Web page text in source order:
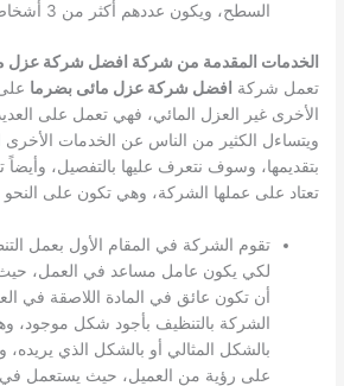
السطح، ويكون عددهم أكثر من 3 أشخاص في العموم.
الخدمات المقدمة من شركة افضل شركة عزل
تعمل شركة افضل شركة عزل مائى بضرما
الأخرى غير العزل المائي، فهي تعمل على
ويتساءل الكثير من الناس عن الخدمات الأخرى
بتقديمها، وسوف نتعرف عليها بالتفصيل،
تعتاد على عملها الشركة، وهي تكون على النحو
تقوم الشركة في المقام الأول بعمل
لكي يكون عامل مساعد في العمل، حيث
أن تكون عائق في المادة اللاصقة في
الشركة بالتنظيف بأجود شكل موجود،
بالشكل المثالي أو بالشكل الذي
على رؤية من العميل، حيث يستعمل في